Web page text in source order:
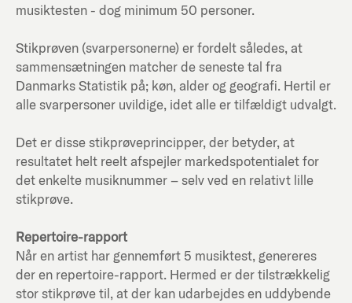
musiktesten - dog minimum 50 personer.
Stikprøven (svarpersonerne) er fordelt således, at
sammensætningen matcher de seneste tal fra
Danmarks Statistik på; køn, alder og geografi. Hertil er
alle svarpersoner uvildige, idet alle er tilfældigt udvalgt.
Det er disse stikprøveprincipper, der betyder, at
resultatet helt reelt afspejler markedspotentialet for
det enkelte musiknummer – selv ved en relativt lille
stikprøve.
Repertoire-rapport
Når en artist har gennemført 5 musiktest, genereres
der en repertoire-rapport. Hermed er der tilstrækkelig
stor stikprøve til, at der kan udarbejdes en uddybende